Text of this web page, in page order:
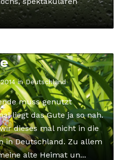
2014 inDeutschland
muss genutzt
liegt das Gute ja so nah.
dieses mal nicht in die
in Deutschland. Zu allem
alte Heimat un...